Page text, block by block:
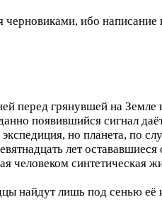
ибо написание
перед грянувшей на
появившийся сигнал
но планета, по
лет
человеком синтетическая
найдут лишь под сенью